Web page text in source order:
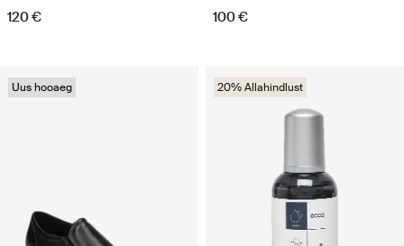
120 € 100 €
Uus hooaeg 20% Allahindlust